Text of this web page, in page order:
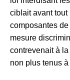
ciblait avant
composantes
mesure
contrevenait à
non plus tenus